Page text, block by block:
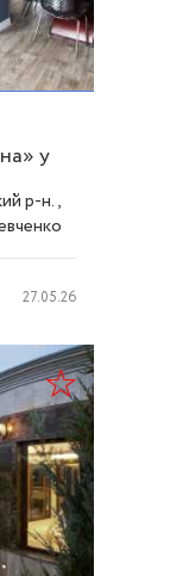
у
р-н.,
27.05.26